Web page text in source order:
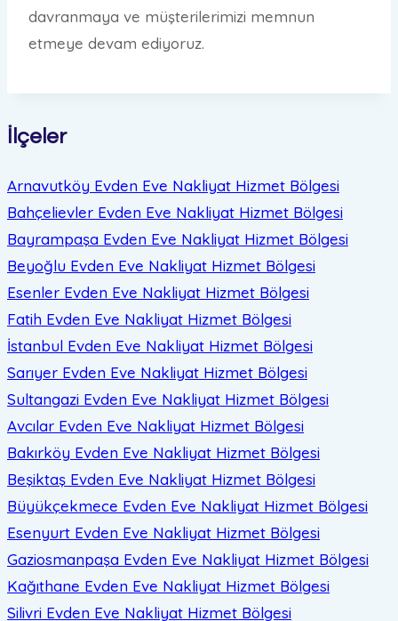
davranmaya ve müşterilerimizi memnun
etmeye devam ediyoruz.
İlçeler
Arnavutköy Evden Eve Nakliyat Hizmet Bölgesi
Bahçelievler Evden Eve Nakliyat Hizmet Bölgesi
Bayrampaşa Evden Eve Nakliyat Hizmet Bölgesi
Beyoğlu Evden Eve Nakliyat Hizmet Bölgesi
Esenler Evden Eve Nakliyat Hizmet Bölgesi
Fatih Evden Eve Nakliyat Hizmet Bölgesi
İstanbul Evden Eve Nakliyat Hizmet Bölgesi
Sarıyer Evden Eve Nakliyat Hizmet Bölgesi
Sultangazi Evden Eve Nakliyat Hizmet Bölgesi
Avcılar Evden Eve Nakliyat Hizmet Bölgesi
Bakırköy Evden Eve Nakliyat Hizmet Bölgesi
Beşiktaş Evden Eve Nakliyat Hizmet Bölgesi
Büyükçekmece Evden Eve Nakliyat Hizmet Bölgesi
Esenyurt Evden Eve Nakliyat Hizmet Bölgesi
Gaziosmanpaşa Evden Eve Nakliyat Hizmet Bölgesi
Kağıthane Evden Eve Nakliyat Hizmet Bölgesi
Silivri Evden Eve Nakliyat Hizmet Bölgesi